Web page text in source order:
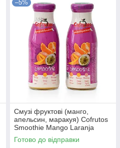
–5%
Смузі фруктові (манго,
апельсин, маракуя) Cofrutos
Smoothie Mango Laranja
Maracuya 250мол Іспанія
Готово до відправки